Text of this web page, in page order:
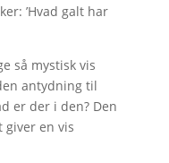
’Hvad galt har
så mystisk vis
antydning til
er der i den? Den
en vis